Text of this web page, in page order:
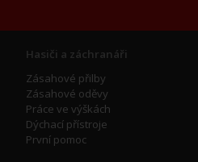
Hasiči a záchranáři
Zásahové přilby
Zásahové oděvy
Práce ve výškách
Dýchací přístroje
První pomoc